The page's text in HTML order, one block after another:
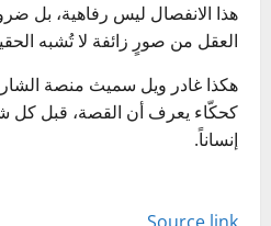
هذا الانفصال ليس رفاهية، بل
العقل من صورٍ زائفة لا تُشبه
هكذا غادر ويل سميث منصة
كحكّاء يعرف أن القصة، قبل كل
إنساناً.